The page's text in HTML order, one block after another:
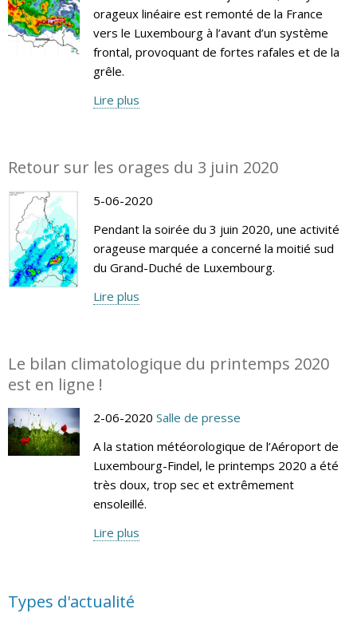
orageux linéaire est remonté de la France
vers le Luxembourg à l’avant d’un système
frontal, provoquant de fortes rafales et de la
grêle.
Lire plus
Retour sur les orages du 3 juin 2020
5-06-2020
Pendant la soirée du 3 juin 2020, une activité
orageuse marquée a concerné la moitié sud
du Grand-Duché de Luxembourg.
Lire plus
Le bilan climatologique du printemps 2020
est en ligne !
2-06-2020 Salle de presse
A la station météorologique de l’Aéroport de
Luxembourg-Findel, le printemps 2020 a été
très doux, trop sec et extrêmement
ensoleillé.
Lire plus
Types d'actualité